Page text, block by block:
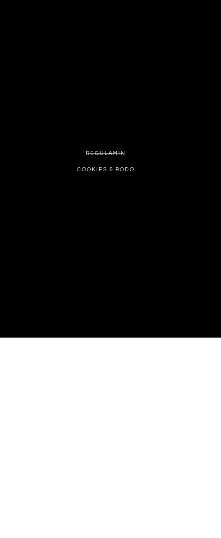
REGULAMIN
COOKIES & RODO